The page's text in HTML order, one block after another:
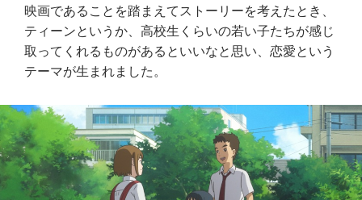
映画であることを踏まえてストーリーを考えたとき、
ティーンというか、高校生くらいの若い子たちが感じ
取ってくれるものがあるといいなと思い、恋愛という
テーマが生まれました。